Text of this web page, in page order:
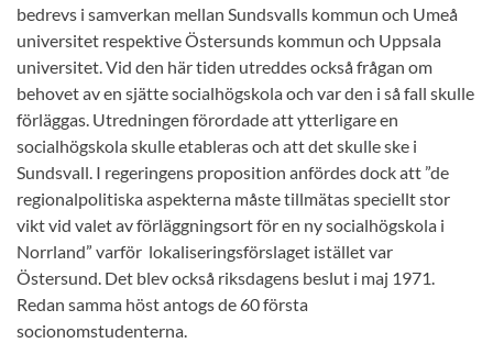
bedrevs i samverkan mellan Sundsvalls kommun och Umeå
universitet respektive Östersunds kommun och Uppsala
universitet. Vid den här tiden utreddes också frågan om
behovet av en sjätte socialhögskola och var den i så fall skulle
förläggas. Utredningen förordade att ytterligare en
socialhögskola skulle etableras och att det skulle ske i
Sundsvall. I regeringens proposition anfördes dock att ”de
regionalpolitiska aspekterna måste tillmätas speciellt stor
vikt vid valet av förläggningsort för en ny socialhögskola i
Norrland” varför lokaliseringsförslaget istället var
Östersund. Det blev också riksdagens beslut i maj 1971.
Redan samma höst antogs de 60 första
socionomstudenterna.